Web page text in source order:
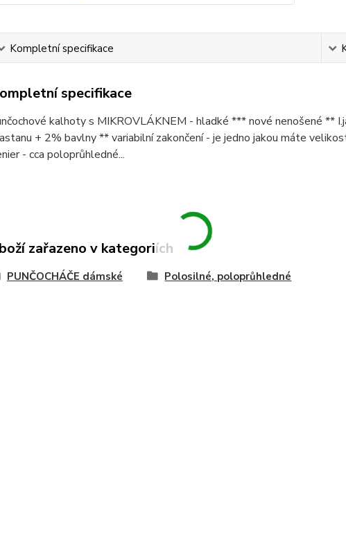
Kompletní specifikace
specifikace
kalhoty s MIKROVLÁKNEM - hladké *** nové nenošené **
+ 2% bavlny ** variabilní zakončení - je jedno jakou máte
- cca poloprůhledné...
zařazeno v kategoriích
PUNČOCHÁČE dámské Polosilné, poloprůhledné